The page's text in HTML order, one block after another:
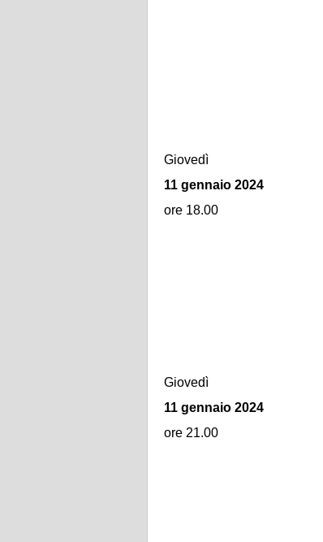
Giovedì
11 gennaio 2024
ore 18.00
Giovedì
11 gennaio 2024
ore 21.00